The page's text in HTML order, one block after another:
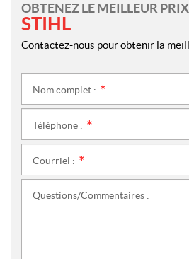
OBTENEZ LE MEILLEUR PRIX
STIHL
Contactez-nous pour obtenir la
Nom complet :
Téléphone :
Courriel :
Questions/Commentaires :